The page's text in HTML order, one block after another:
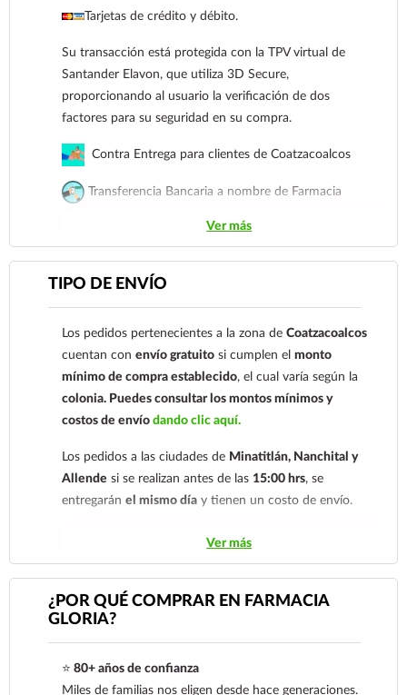
Para esta forma de pago el cliente deberá enviar
Tarjetas de crédito y débito.
Su transacción está protegida con la TPV virtual de
Santander Elavon, que utiliza 3D Secure,
proporcionando al usuario la verificación de dos
factores para su seguridad en su compra.
Contra Entrega para clientes de Coatzacoalcos
Transferencia Bancaria a nombre de Farmacia
cuenta: Clave: 014854655008143954
Para esta forma de pago el cliente deberá enviar su
comprobante de pago a al siguiente correo
nuestro
921 261 8491
Ver más
TIPO DE ENVÍO
Los pedidos pertenecientes a la zona deCoatzacoalcos
cuentan conenvío gratuito si cumplen elmonto
mínimo de compra establecido, el cual varía según la
colonia. Puedes consultar los montos mínimos y
costos de envíodando clic aquí.
Los pedidos a las ciudades de Minatitlán, Nanchital y
Allende si se realizan antes de las 15:00 hrs, se
entregaránel mismo día y tienen un costo de envío.
Los pedidos de otras localidades se envían mediante
.Sólo hacemos envíos en el territorio
nacional.
económica.En la tarifa nacional al día siguiente, los
Ver más
¿POR QUÉ COMPRAR EN FARMACIA
GLORIA?
⭐ 80+ años de confianza
Miles de familias nos eligen desde hace generaciones.